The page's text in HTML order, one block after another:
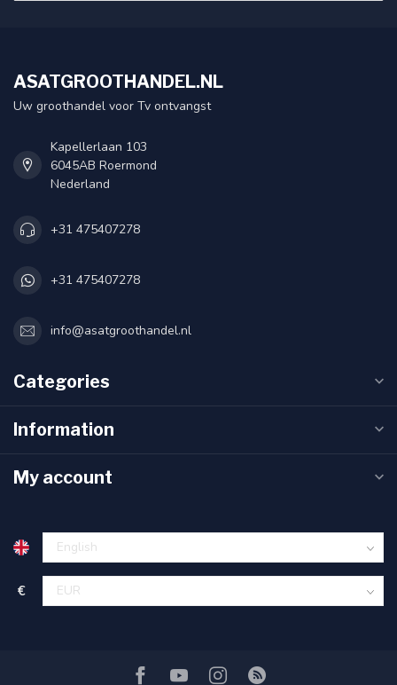
ASATGROOTHANDEL.NL
Uw groothandel voor Tv ontvangst
Kapellerlaan 103
6045AB Roermond
Nederland
+31 475407278
+31 475407278
info@asatgroothandel.nl
Categories
Information
My account
€